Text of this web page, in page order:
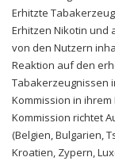
Erhitzte
Erhitzen Nikotin und
von den Nutzern
Reaktion auf den
Tabakerzeugnissen
Kommission in
Kommission richtet
(Belgien, Bulgarien,
Kroatien, Zypern,